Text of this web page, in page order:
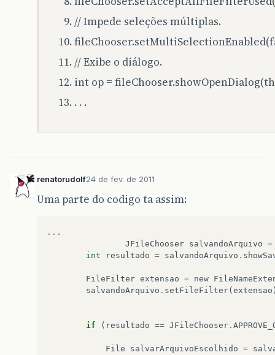
// Impede seleções múltiplas.
// Exibe o diálogo.
int op =
. . .
renatorudolf24 de fev. de 2011
Uma parte do codigo ta assim:
...
JFileChooser salvandoArquivo =
int
resultado = salvandoArquivo .
FileFilter extensao = new
salvandoArquivo . setFileFilter( extensao
if ( resultado == JFileChooser .
File salvarArquivoEscolhido =